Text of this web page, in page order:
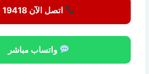
اتصل الآن 19418
واتساب مباشر